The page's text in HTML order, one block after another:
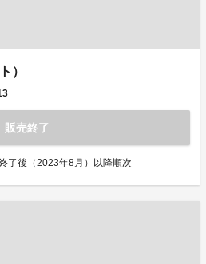
）
販売終了
了後（2023年8月）以降順次